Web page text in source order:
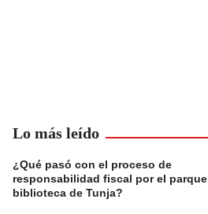
Lo más leído
¿Qué pasó con el proceso de
responsabilidad fiscal por el parque
biblioteca de Tunja?